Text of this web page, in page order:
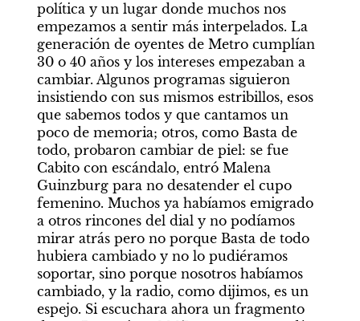
política y un lugar donde muchos nos
empezamos a sentir más interpelados. La
generación de oyentes de Metro cumplían
30 o 40 años y los intereses empezaban a
cambiar. Algunos programas siguieron
insistiendo con sus mismos estribillos, esos
que sabemos todos y que cantamos un
poco de memoria; otros, como Basta de
todo, probaron cambiar de piel: se fue
Cabito con escándalo, entró Malena
Guinzburg para no desatender el cupo
femenino. Muchos ya habíamos emigrado
a otros rincones del dial y no podíamos
mirar atrás pero no porque Basta de todo
hubiera cambiado y no lo pudiéramos
soportar, sino porque nosotros habíamos
cambiado, y la radio, como dijimos, es un
espejo. Si escuchara ahora un fragmento